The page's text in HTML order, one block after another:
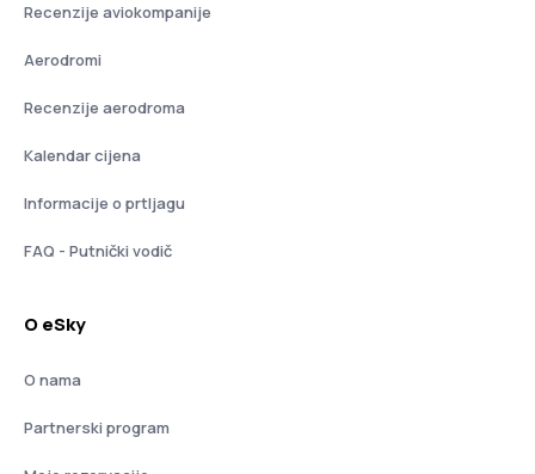
Recenzije aviokompanije
Aerodromi
Recenzije aerodroma
Kalendar cijena
Informacije o prtljagu
FAQ - Putnički vodič
O eSky
O nama
Partnerski program